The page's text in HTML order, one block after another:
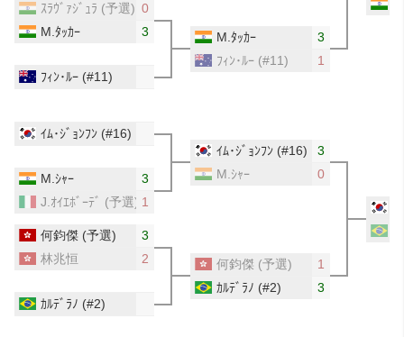
ｽﾗｳﾞｧｼﾞｭﾗ (予選) 0
M.ﾀｯｶｰ
3
ﾌｨﾝ･ﾙｰ(#11)
ｲﾑ･ｼﾞｮﾝﾌﾝ(#16)
M.ｼｬｰ
3
J.ｵｲｴﾎﾞｰﾃﾞ (予選) 1
何鈞傑(予選)
3
林兆恒
2
ｶﾙﾃﾞﾗﾉ (#2)
M.ﾀｯｶｰ
3
ﾌｨﾝ･ﾙｰ(#11) 1
ｲﾑ･ｼﾞｮﾝﾌﾝ(#16)
3
M.ｼｬｰ
0
何鈞傑 (予選)
1
ｶﾙﾃﾞﾗﾉ (#2) 3